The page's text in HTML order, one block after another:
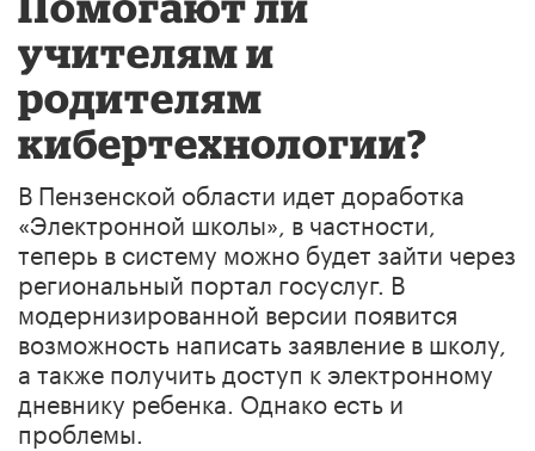
учителям и
родителям
кибертехнологии?
В Пензенской области идет доработка
«Электронной школы», в частности,
теперь в систему можно будет зайти через
региональный портал госуслуг. В
модернизированной версии появится
возможность написать заявление в школу,
а также получить доступ к электронному
дневнику ребенка. Однако есть и
проблемы.